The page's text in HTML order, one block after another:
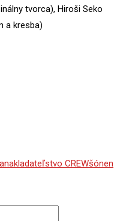
tvorca), Hiroši Seko
a kresba)
nakladateľstvo CREWšónen